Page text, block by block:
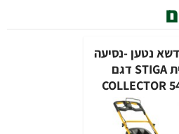
נטען -נסיעה
עצמית STIGA דגם